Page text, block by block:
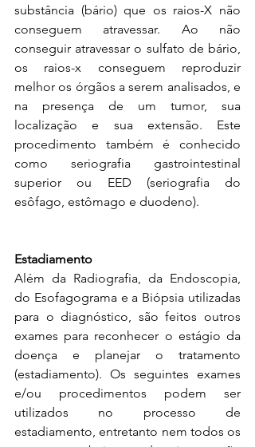
substância (bário) que os raios-X não
conseguem atravessar. Ao não
conseguir atravessar o sulfato de bário,
os raios-x conseguem reproduzir
melhor os órgãos a serem analisados, e
na presença de um tumor, sua
localização e sua extensão. Este
procedimento também é conhecido
como seriografia gastrointestinal
superior ou EED (seriografia do
esôfago, estômago e duodeno).
Estadiamento
Além da Radiografia, da Endoscopia,
do Esofagograma e a Biópsia utilizadas
para o diagnóstico, são feitos outros
exames para reconhecer o estágio da
doença e planejar o tratamento
(estadiamento). Os seguintes exames
e/ou procedimentos podem ser
utilizados no processo de
estadiamento, entretanto nem todos os